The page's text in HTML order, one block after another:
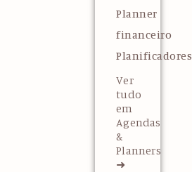
Planner
financeiro
Planificadores
Ver
tudo
em
Agendas
&
Planners
➜